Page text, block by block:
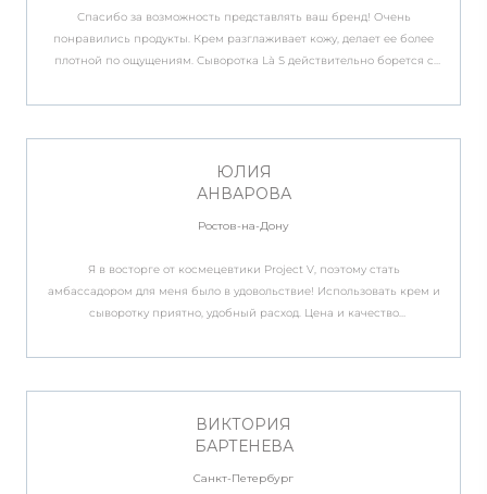
Спасибо за возможность представлять ваш бренд! Очень
понравились продукты. Крем разглаживает кожу, делает ее более
плотной по ощущениям. Сыворотка Là S действительно борется с
кислоты и других ингредиентов. С удовольствием рекомендую и
ЮЛИЯ
АНВАРОВА
Ростов-на-Дону
Я в восторге от космецевтики Project V, поэтому стать
амбассадором для меня было в удовольствие! Использовать крем и
сыворотку приятно, удобный расход. Цена и качество
сотрудничество!
ВИКТОРИЯ
БАРТЕНЕВА
Санкт-Петербург